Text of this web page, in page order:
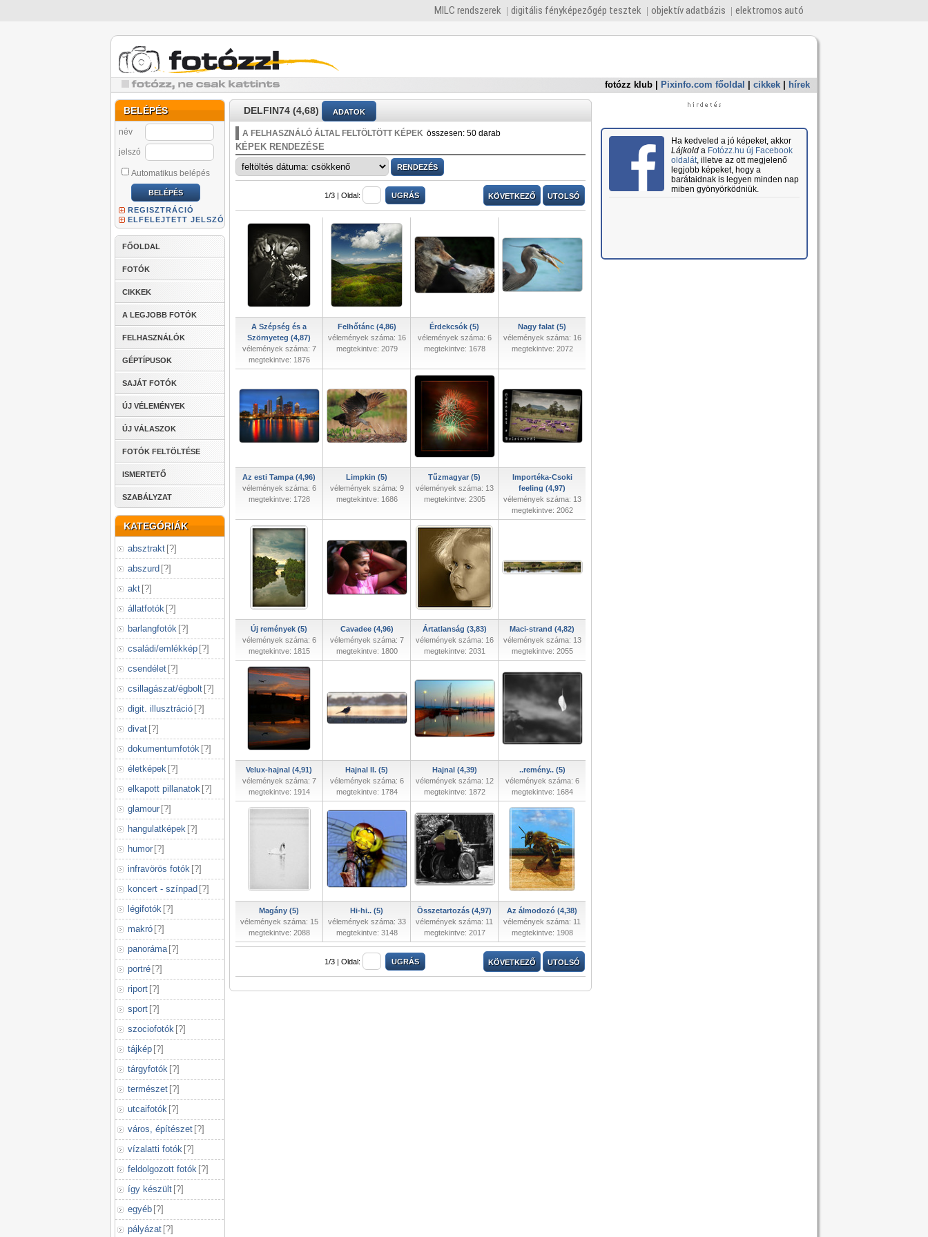
MILC rendszerek digitális fényképezőgép tesztek objektív adatbázis elektromos autó
fotózz klub Pixinfo.com főoldal cikkek hírek
BELÉPÉS
név
jelszó
Automatikus belépés
REGISZTRÁCIÓ
ELFELEJTETT JELSZÓ
FŐOLDAL
FOTÓK
CIKKEK
A LEGJOBB FOTÓK
FELHASZNÁLÓK
GÉPTÍPUSOK
SAJÁT FOTÓK
ÚJ VÉLEMÉNYEK
ÚJ VÁLASZOK
FOTÓK FELTÖLTÉSE
ISMERTETŐ
SZABÁLYZAT
KATEGÓRIÁK
absztrakt [?]
abszurd [?]
akt [?]
állatfotók [?]
barlangfotók [?]
családi/emlékkép [?]
csendélet [?]
csillagászat/égbolt [?]
digit. illusztráció [?]
divat [?]
dokumentumfotók [?]
életképek [?]
elkapott pillanatok [?]
glamour [?]
hangulatképek [?]
humor [?]
infravörös fotók [?]
koncert - színpad [?]
légifotók [?]
makró [?]
panoráma [?]
portré [?]
riport [?]
sport [?]
szociofotók [?]
tájkép [?]
tárgyfotók [?]
természet [?]
utcaifotók [?]
város, építészet [?]
vízalatti fotók [?]
feldolgozott fotók [?]
így készült [?]
egyéb [?]
pályázat [?]
DELFIN74 (4,68) ADATOK
A FELHASZNÁLÓ ÁLTAL FELTÖLTÖTT KÉPEK összesen: 50 darab
KÉPEK RENDEZÉSE
1/3 | Oldal: KÖVETKEZŐ UTOLSÓ
A Szépség és a
Szörnyeteg (4,87)
vélemények száma: 7
megtekintve: 1876
Felhőtánc (4,86)
vélemények száma: 16
megtekintve: 2079
Érdekcsók (5)
vélemények száma: 6
megtekintve: 1678
Nagy falat (5)
vélemények száma: 16
megtekintve: 2072
Az esti Tampa (4,96)
vélemények száma: 6
megtekintve: 1728
Limpkin (5)
vélemények száma: 9
megtekintve: 1686
Tűzmagyar (5)
vélemények száma: 13
megtekintve: 2305
Importéka-Csoki
feeling (4,97)
vélemények száma: 13
megtekintve: 2062
Új remények (5)
vélemények száma: 6
megtekintve: 1815
Cavadee (4,96)
vélemények száma: 7
megtekintve: 1800
Ártatlanság (3,83)
vélemények száma: 16
megtekintve: 2031
Maci-strand (4,82)
vélemények száma: 13
megtekintve: 2055
Velux-hajnal (4,91)
vélemények száma: 7
megtekintve: 1914
Hajnal II. (5)
vélemények száma: 6
megtekintve: 1784
Hajnal (4,39)
vélemények száma: 12
megtekintve: 1872
..remény.. (5)
vélemények száma: 6
megtekintve: 1684
Magány (5)
vélemények száma: 15
megtekintve: 2088
Hi-hi.. (5)
vélemények száma: 33
megtekintve: 3148
Összetartozás (4,97)
vélemények száma: 11
megtekintve: 2017
Az álmodozó (4,38)
vélemények száma: 11
megtekintve: 1908
1/3 | Oldal: KÖVETKEZŐ UTOLSÓ
Ha kedveled a jó képeket, akkor
Lájkolda Fotózz.hu új Facebook
oldalát, illetve az ott megjelenő
legjobb képeket, hogy a
barátaidnak is legyen minden nap
miben gyönyörködniük.